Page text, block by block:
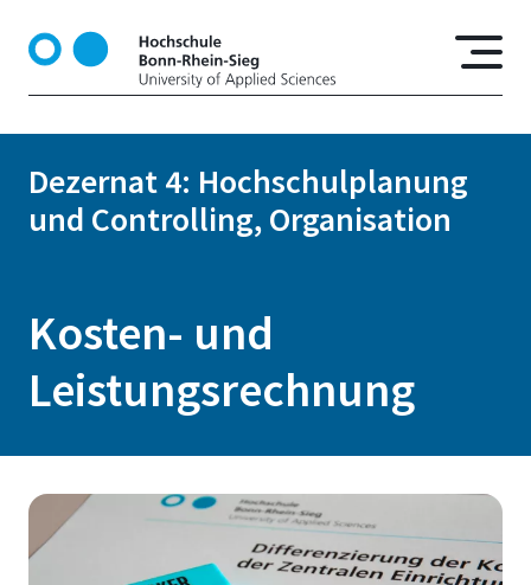
k
Dezernat 4: Hochschulplanung
und Controlling, Organisation
Kosten- und
Leistungsrechnung